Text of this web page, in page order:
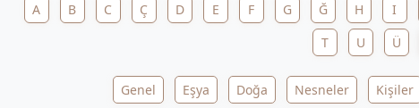
A B C Ç D E F G Ğ H I
T
U Ü
Genel Eşya Doğa Nesneler Kişiler